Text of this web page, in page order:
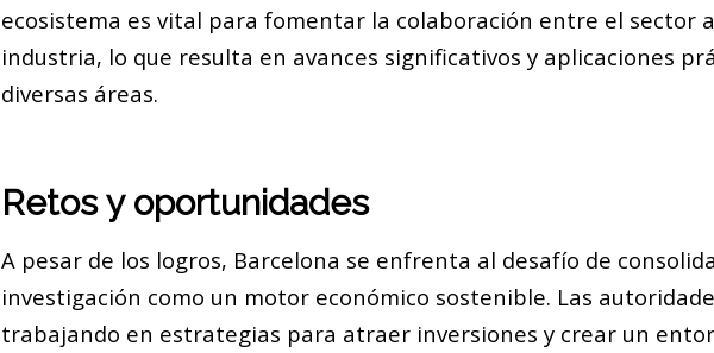
ecosistema es vital para fomentar la colaboración entre el sector
industria, lo que resulta en avances significativos y aplicaciones
diversas áreas.
Retos y oportunidades
A pesar de los logros, Barcelona se enfrenta al desafío de
investigación como un motor económico sostenible. Las
trabajando en estrategias para atraer inversiones y crear un